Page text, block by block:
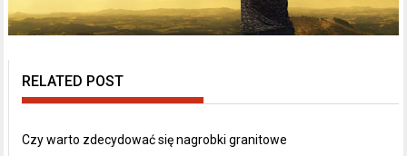
RELATED POST
Czy warto zdecydować się nagrobki granitowe